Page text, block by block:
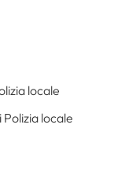
locale
locale